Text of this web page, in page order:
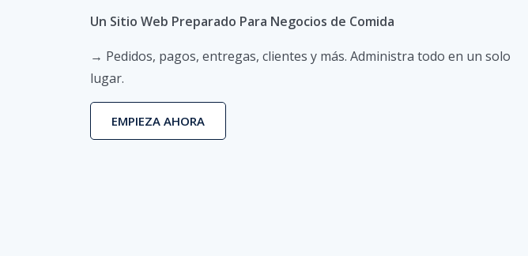
Un Sitio Web Preparado Para Negocios de Comida
→ Pedidos, pagos, entregas, clientes y más. Administra todo en un solo
lugar.
EMPIEZA AHORA